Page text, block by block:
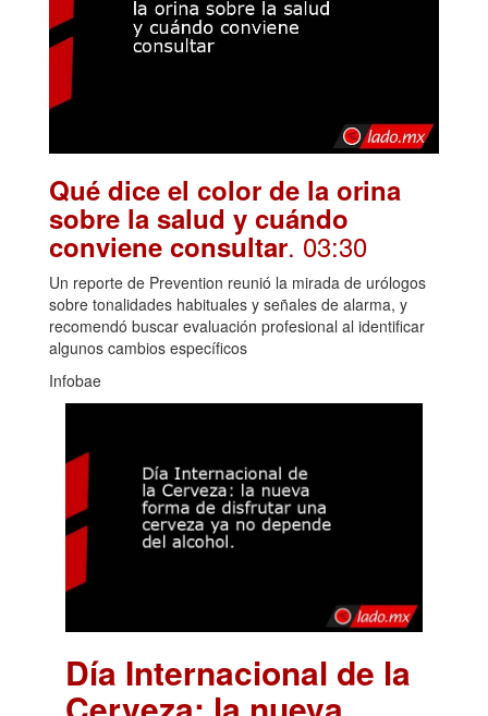
Qué dice el color de la orina
sobre la salud y cuándo
conviene consultar. 03:30
Un reporte de Prevention reunió la mirada de urólogos
sobre tonalidades habituales y señales de alarma, y
recomendó buscar evaluación profesional al identificar
algunos cambios específicos
Infobae
Día Internacional de la